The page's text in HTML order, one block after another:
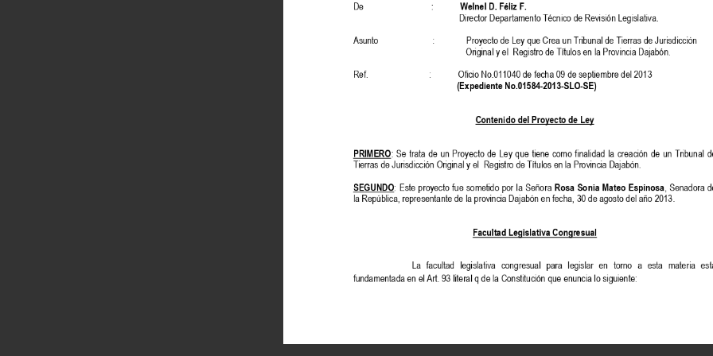
De
: WelnelD.FélizF.
DirectorDepartamentoTécnico
deRevisiónLegislativa.
Asunto
: Proyecto
de LeyqueCreaunTribunal
deTierrasdeJurisdicción
Original
yel RegistrodeTítulos
enlaProvinciaDajabón.
Ref.
: OficioNo.011040defecha09deseptiembre
del201
3
(Expediente
No.01584
-201
3-SLO
-SE)
Contenido
delProyecto
deLey
PRIMERO
: Se tratade unProyecto
de Leyquetienecomofinalidad
la creación
de un
TierrasdeJurisdicciónOriginal
yel Registro
deTítulos
enlaProvinciaDajabón.
SEGUNDO
: Esteproyecto
fuesometidoporlaSeñoraRosaSoniaMateoEspinosa
,
laRepública,representante
de laprovinciaDajabón
enfecha,30deagostodelaño201
3.
FacultadLegislativaCongresual
La facultadlegislativacongresualpara legislaren torno a esta materia
fundamentada
enelArt.93literal
qdelaConstitución
queenuncia
losiguiente:
Desmonte
Leysefundamenta
ytocalassiguientesdisposicioneslegales:
1.
Constitución RepúblicaDominicana.
fecha,23de marzodelaño2005sobreRegistroInmobiliario.
821, denoviembre
de1927,deOrganizaciónJudicial
ysus
AnálisisLegal, Técnica
legislativaENTENDEMOS
oportunohacer siguientes observaciones:
1. En cuanto considerandos conforman
el presenteproyecto
de ley, debemos
losiguiente:
TécnicaLegislativanos en
leyes,quelostextoslegalesdebenser
eliminados
los considerandosséptimo, octavoy noveno contenido
mismos
esmuyrepetitivo
yloconsideramosinnecesario.